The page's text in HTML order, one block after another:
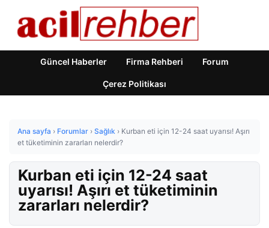
Güncel Haberler Firma Rehberi Forum
Çerez Politikası
Ana sayfa › Forumlar › Sağlık › Kurban eti için 12-24 saat uyarısı! Aşırı
et tüketiminin zararları nelerdir?
Kurban eti için 12-24 saat
uyarısı! Aşırı et tüketiminin
zararları nelerdir?